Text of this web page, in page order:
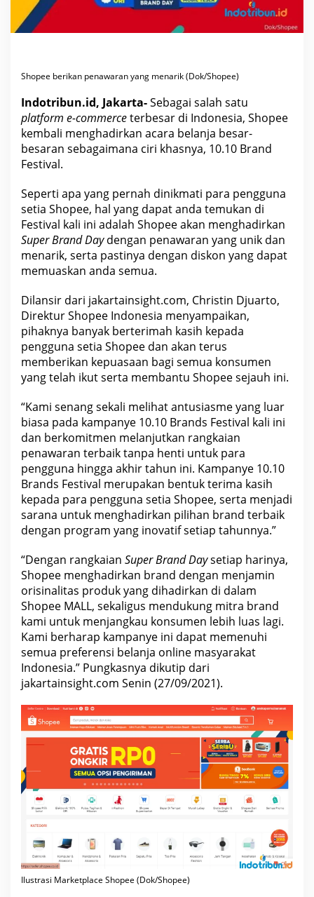
h
r
a
n
M
e
n
a
1
0
.
1
0
B
r
a
d
s
F
s
t
i
v
a
l
Shopee berikan penawaran yang menarik (Dok/Shopee)
Indotribun.id, Jakarta-Sebagai salah satu
platform e-commerceterbesar di Indonesia, Shopee
kembali menghadirkan acara belanja besar-
besaran sebagaimana ciri khasnya, 10.10 Brand
Festival.
Seperti apa yang pernah dinikmati para pengguna
setia Shopee, hal yang dapat anda temukan di
Festival kali ini adalah Shopee akan menghadirkan
Super Brand Daydengan penawaran yang unik dan
menarik, serta pastinya dengan diskon yang dapat
memuaskan anda semua.
Dilansir dari jakartainsight.com, Christin Djuarto,
Direktur Shopee Indonesia menyampaikan,
pihaknya banyak berterimah kasih kepada
pengguna setia Shopee dan akan terus
memberikan kepuasaan bagi semua konsumen
yang telah ikut serta membantu Shopee sejauh ini.
“Kami senang sekali melihat antusiasme yang luar
biasa pada kampanye 10.10 Brands Festival kali ini
dan berkomitmen melanjutkan rangkaian
penawaran terbaik tanpa henti untuk para
pengguna hingga akhir tahun ini. Kampanye 10.10
Brands Festival merupakan bentuk terima kasih
kepada para pengguna setia Shopee, serta menjadi
sarana untuk menghadirkan pilihan brand terbaik
dengan program yang inovatif setiap tahunnya.”
“Dengan rangkaian Super Brand Daysetiap harinya,
Shopee menghadirkan brand dengan menjamin
orisinalitas produk yang dihadirkan di dalam
Shopee MALL, sekaligus mendukung mitra brand
kami untuk menjangkau konsumen lebih luas lagi.
Kami berharap kampanye ini dapat memenuhi
semua preferensi belanja online masyarakat
Indonesia.” Pungkasnya dikutip dari
jakartainsight.com Senin (27/09/2021).
Ilustrasi Marketplace Shopee (Dok/Shopee)